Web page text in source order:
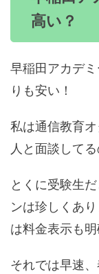
高い？
早稲田アカデ
りも安い！
私は通信教育
人と面談して
とくに受験生
ンは珍しくあ
は料金表示も
それでは早速